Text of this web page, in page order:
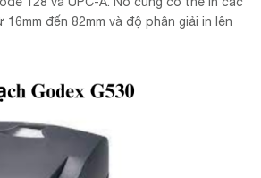
đến 82mm và độ phân giải in lên